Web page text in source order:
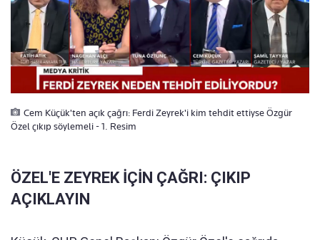
Cem Küçük'ten açık çağrı: Ferdi Zeyrek'i kim tehdit ettiyse Özgür
Özel çıkıp söylemeli - 1. Resim
ÖZEL'E ZEYREK İÇİN ÇAĞRI: ÇIKIP
AÇIKLAYIN